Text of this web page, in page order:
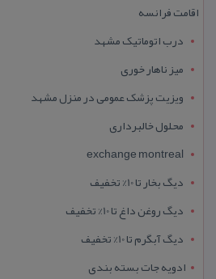
اقامت فرانسه
درب اتوماتیک مشهد
میز ناهار خوری
ویزیت پزشک عمومی در منزل مشهد
محلول خالبرداری
exchange montreal
دیگ بخار تا 10% تخفیف
دیگ روغن داغ تا 10% تخفیف
دیگ آبگرم تا 10% تخفیف
ادویه جات بسته بندی